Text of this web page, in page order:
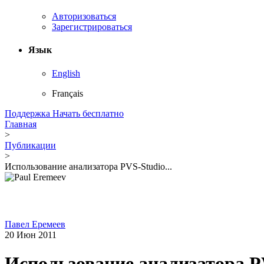
Авторизоваться
Зарегистрироваться
Язык
English
Français
Поддержка Начать бесплатно
Главная
>
Публикации
>
Использование анализатора PVS-Studio...
Павел Еремеев
20 Июн 2011